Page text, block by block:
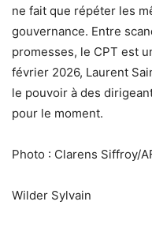
ne fait que répéter les
gouvernance. Entre
promesses, le CPT est
février 2026, Laurent
le pouvoir à des
pour le moment.
Photo : Clarens Siffroy/
Wilder Sylvain